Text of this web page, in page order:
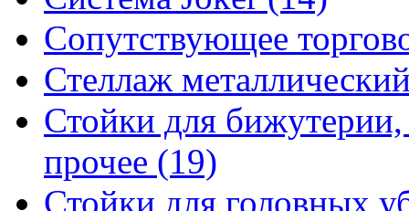
Сопутствующее
Стеллаж
Стойки для
прочее (19)
Стойки для головных